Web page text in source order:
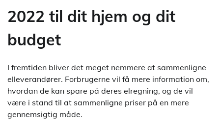
2022 til dit hjem og dit
budget
I fremtiden bliver det meget nemmere at sammenligne
elleverandører. Forbrugerne vil få mere information om,
hvordan de kan spare på deres elregning, og de vil
være i stand til at sammenligne priser på en mere
gennemsigtig måde.